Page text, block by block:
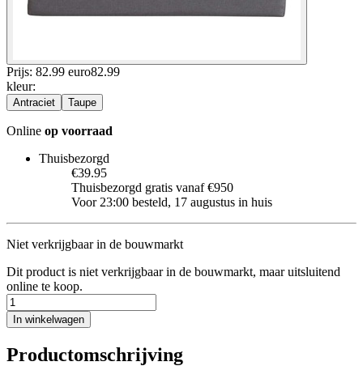
Prijs: 82.99 euro82.99
kleur:
Antraciet Taupe
Online op voorraad
Thuisbezorgd
€39.95
Thuisbezorgd gratis vanaf €950
Voor 23:00 besteld, 17 augustus in huis
Niet verkrijgbaar in de bouwmarkt
Dit product is niet verkrijgbaar in de bouwmarkt, maar uitsluitend
online te koop.
In winkelwagen
Productomschrijving